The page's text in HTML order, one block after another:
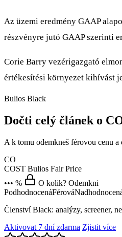
Az üzemi eredmény GAAP
részvényre jutó GAAP szerinti
Corie Barry vezérigazgató
értékesítési környezet kihívást
Bulios Black
Dočti celý článek o
A k tomu odemkneš férovou cenu a
CO
COST Bulios Fair Price
••• %
O kolik? Odemkni
PodhodnocenáFérová
Členství Black: analýzy, screener,
Aktivovat 7 dní zdarma Zjistit více